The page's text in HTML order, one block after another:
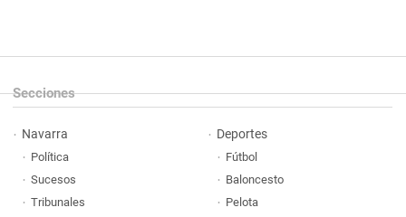
Secciones
Navarra
Política
Sucesos
Tribunales
Deportes
Fútbol
Baloncesto
Pelota